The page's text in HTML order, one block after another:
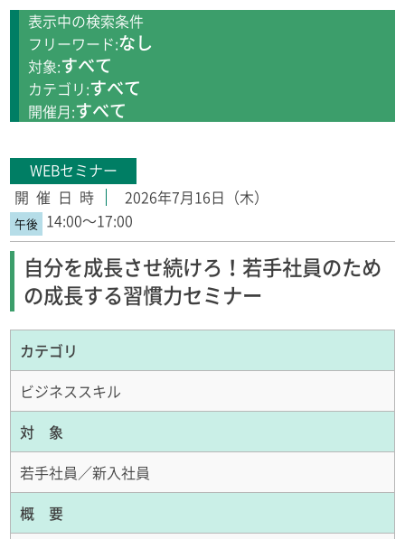
表示中の検索条件
フリーワード:なし
対象:すべて
カテゴリ:すべて
開催月:すべて
WEBセミナー
2026年7月16日（木）
14:00～17:00
自分を成長させ続けろ！若手社員のため
の成長する習慣力セミナー
カテゴリ
ビジネススキル
対 象
若手社員／新入社員
概 要